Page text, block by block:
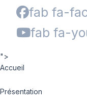
fab fa-
fab fa-
">
Accueil
Présentation